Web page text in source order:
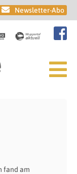
Newsletter-Abo
fand am